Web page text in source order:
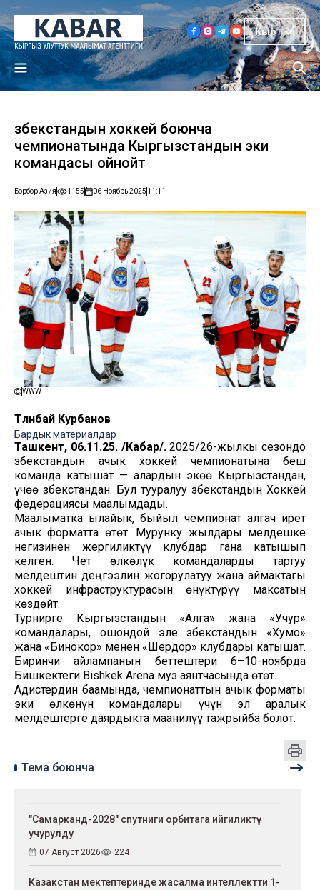
Кыр
Өзбекстандын хоккей боюнча
чемпионатында Кыргызстандын эки
командасы ойнойт
Борбор Азия 1155 06 Ноябрь 2025 11:11
WWW
Төлөнбай Курбанов
Бардык материалдар
Ташкент, 06.11.25. /Кабар/.2025/26-жылкы сезондо
Өзбекстандын ачык хоккей чемпионатына беш
команда катышат — алардын экөө Кыргызстандан,
үчөө Өзбекстандан. Бул тууралуу Өзбекстандын Хоккей
федерациясы маалымдады.
Маалыматка ылайык, быйыл чемпионат алгач ирет
ачык форматта өтөт. Мурунку жылдары мелдешке
негизинен жергиликтүү клубдар гана катышып
келген. Чет өлкөлүк командаларды тартуу
мелдештин деңгээлин жогорулатуу жана аймактагы
хоккей инфраструктурасын өнүктүрүү максатын
көздөйт.
Турнирге Кыргызстандын «Алга» жана «Учур»
командалары, ошондой эле Өзбекстандын «Хумо»
жана «Бинокор» менен «Шердор» клубдары катышат.
Биринчи айлампанын беттештери 6–10-ноябрда
Бишкектеги Bishkek Arena муз аянтчасында өтөт.
Адистердин баамында, чемпионаттын ачык форматы
эки өлкөнүн командалары үчүн эл аралык
мелдештерге даярдыкта маанилүү тажрыйба болот.
Тема боюнча
"Самарканд-2028" спутниги орбитага ийгиликтүү
учурулду
07 Август 2026 224
Казакстан мектептеринде жасалма интеллектти 1-